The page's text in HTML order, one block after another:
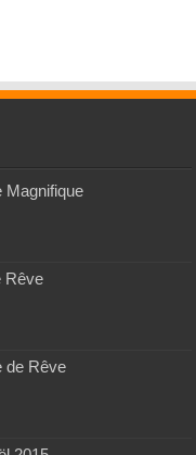
Magnifique
Rêve
de Rêve